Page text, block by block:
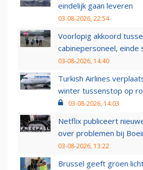
eindelijk gaan leveren
03-08-2026, 22:54
Voorlopig akkoord
cabinepersoneel, einde
03-08-2026, 14:40
Turkish Airlines
winter tussenstop op
03-08-2026, 14:03
Netflix publiceert
over problemen bij
03-08-2026, 13:22
Brussel geeft groen